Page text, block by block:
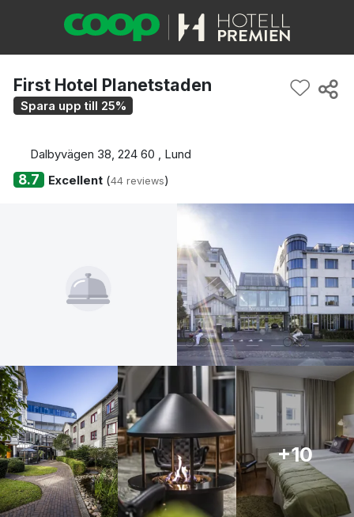
First Hotel Planetstaden
Spara upp till 25%
Dalbyvägen 38, 224 60 , Lund
8.7 Excellent(44 reviews)
+10